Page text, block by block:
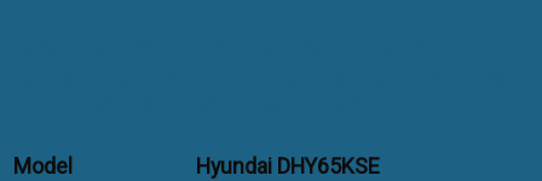
Model
Hyundai DHY65KSE